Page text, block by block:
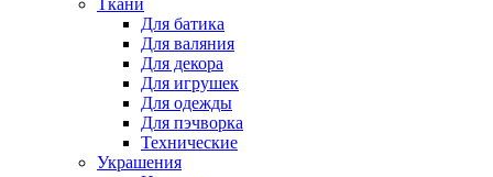
Ткани
Для батика
Для валяния
Для декора
Для игрушек
Для одежды
Для пэчворка
Технические
Украшения